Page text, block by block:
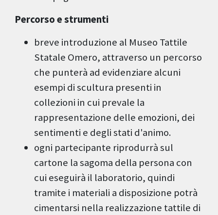
Percorso e strumenti
breve introduzione al Museo Tattile
Statale Omero, attraverso un percorso
che punterà ad evidenziare alcuni
esempi di scultura presenti in
collezioni in cui prevale la
rappresentazione delle emozioni, dei
sentimenti e degli stati d'animo.
ogni partecipante riprodurrà sul
cartone la sagoma della persona con
cui eseguirà il laboratorio, quindi
tramite i materiali a disposizione potrà
cimentarsi nella realizzazione tattile di